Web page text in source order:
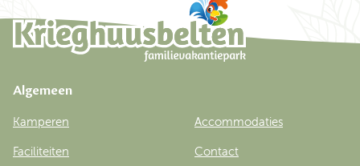
Algemeen
Kamperen Accommodaties
Faciliteiten Contact